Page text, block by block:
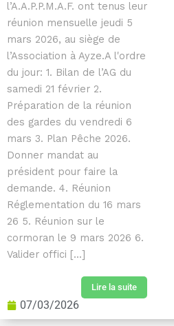
l’A.A.P.P.M.A.F. ont tenus leur
réunion mensuelle jeudi 5
mars 2026, au siège de
l’Association à Ayze.A l'ordre
du jour: 1. Bilan de l’AG du
samedi 21 février 2.
Préparation de la réunion
des gardes du vendredi 6
mars 3. Plan Pêche 2026.
Donner mandat au
président pour faire la
demande. 4. Réunion
Réglementation du 16 mars
26 5. Réunion sur le
cormoran le 9 mars 2026 6.
Valider offici [...]
Lire la suite
07/03/2026